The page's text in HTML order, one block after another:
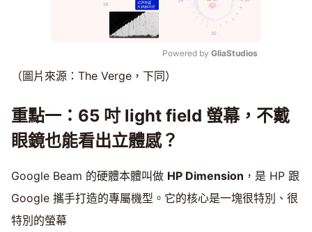
Powered by GliaStudios
（圖片來源：The Verge，下同）
重點一：65 吋 light field 螢幕，不戴
眼鏡也能看出立體感？
Google Beam 的硬體本體叫做 HP Dimension ，是 HP 跟
Google 攜手打造的專屬機型。它的核心是一塊很特別、很
特別的螢幕